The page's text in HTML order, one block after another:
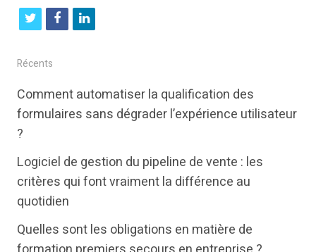
t
i
t
r
f
b
k
l
k
e
n
Récents
Comment automatiser la qualification des
formulaires sans dégrader l’expérience utilisateur
?
Logiciel de gestion du pipeline de vente : les
critères qui font vraiment la différence au
quotidien
Quelles sont les obligations en matière de